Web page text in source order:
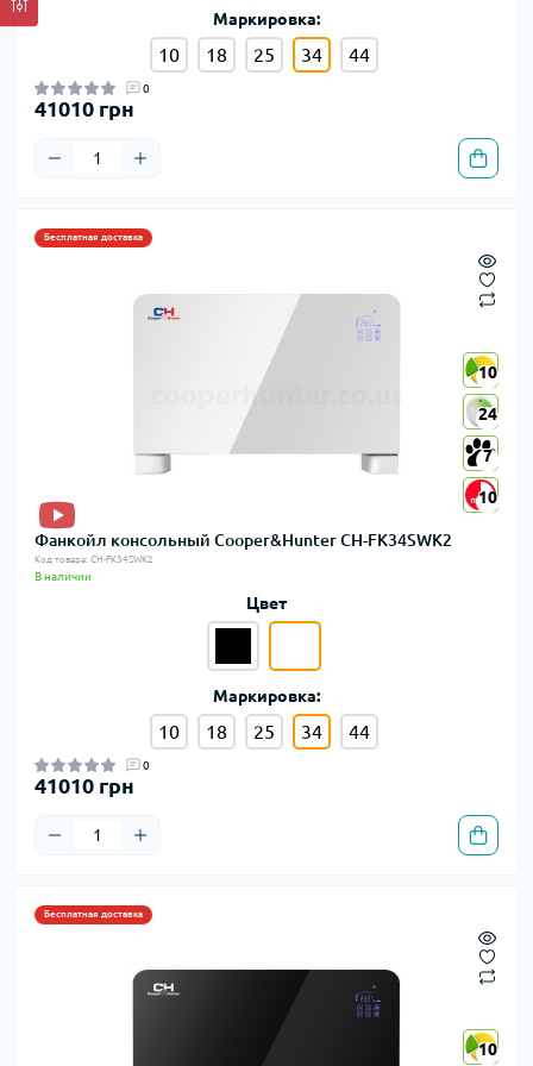
Маркировка:
10 18 25 34 44
0
41010 грн
Бесплатная доставка
10
24
7
10
10
24
7
10
Фанкойл консольный Cooper&Hunter CH-FK34SWK2
Код товара: CH-FK34SWK2
В наличии
Цвет
Маркировка:
10 18 25 34 44
0
41010 грн
Бесплатная доставка
10
10